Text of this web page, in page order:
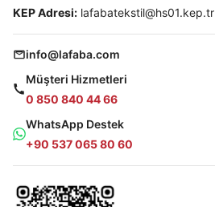
KEP Adresi: lafabatekstil@hs01.kep.tr
info@lafaba.com
Müşteri Hizmetleri
0 850 840 44 66
WhatsApp Destek
+90 537 065 80 60